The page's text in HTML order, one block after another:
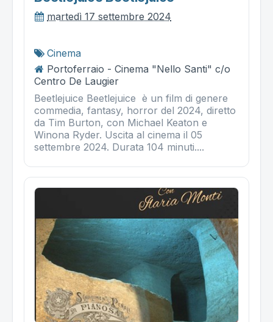
martedì 17 settembre 2024
Cinema
Portoferraio - Cinema "Nello Santi" c/o
Centro De Laugier
Beetlejuice Beetlejuice è un film di genere
commedia, fantasy, horror del 2024, diretto
da Tim Burton, con Michael Keaton e
Winona Ryder. Uscita al cinema il 05
settembre 2024. Durata 104 minuti....